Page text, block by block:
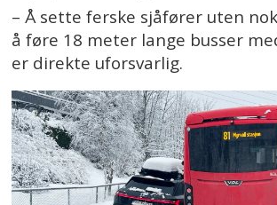
– Å sette ferske sjåfører uten
å føre 18 meter lange busser
er direkte uforsvarlig.